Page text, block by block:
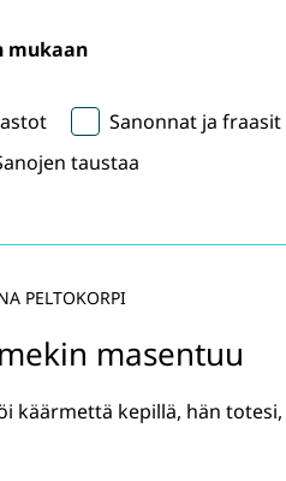
mukaan
Sanonnat ja fraasit
taustaa
masentuu
PELTOKORPI
käärmettä kepillä, hän